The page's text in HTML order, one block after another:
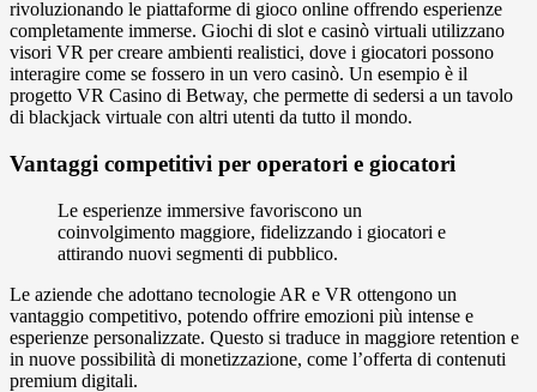
rivoluzionando le piattaforme di gioco online offrendo esperienze
completamente immerse. Giochi di slot e casinò virtuali utilizzano
visori VR per creare ambienti realistici, dove i giocatori possono
interagire come se fossero in un vero casinò. Un esempio è il
progetto VR Casino di Betway, che permette di sedersi a un tavolo
di blackjack virtuale con altri utenti da tutto il mondo.
Vantaggi competitivi per operatori e giocatori
Le esperienze immersive favoriscono un
coinvolgimento maggiore, fidelizzando i giocatori e
attirando nuovi segmenti di pubblico.
Le aziende che adottano tecnologie AR e VR ottengono un
vantaggio competitivo, potendo offrire emozioni più intense e
esperienze personalizzate. Questo si traduce in maggiore retention e
in nuove possibilità di monetizzazione, come l’offerta di contenuti
premium digitali.